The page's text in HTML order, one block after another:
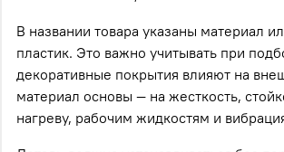
В названии товара указаны материал
пластик. Это важно учитывать при
декоративные покрытия влияют на
материал основы — на жесткость,
нагреву, рабочим жидкостям и